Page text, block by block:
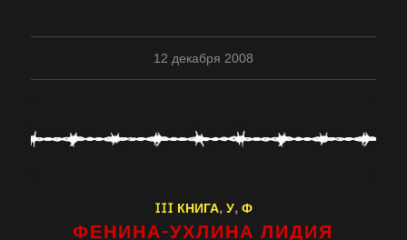
12 декабря 2008
III КНИГА, У, Ф
ФЕНИНА-УХЛИНА ЛИДИЯ